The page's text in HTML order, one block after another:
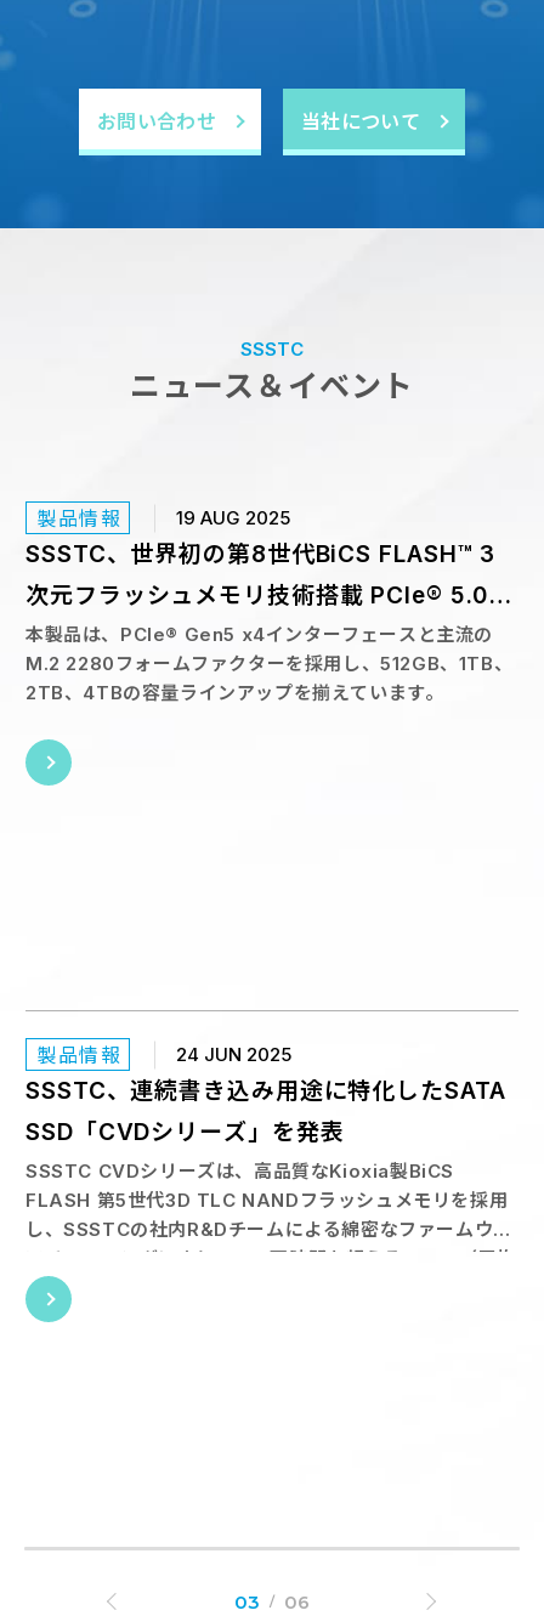
お問い合わせ 当社について
SSSTC
ニュース＆イベント
SSSTCがエンタープライズSSDの新シリーズ
ER4シリーズは、2.5インチSATA 6 Gb/秒 インターフェ
ースを採用し、ホットスワップに対応。従来の機械式ハー
ドディスク（HDD）と直接置き換えることができるた
製品情報 19 AUG 2025
SSSTC、世界初の第8世代BiCS FLASH™ 3
次元フラッシュメモリ技術搭載 PCIe® 5.0対
応産業用M.2 SSD「CA8シリーズ」を発表
本製品は、PCIe® Gen5 x4インターフェースと主流の
M.2 2280フォームファクターを採用し、512GB、1TB、
2TB、4TBの容量ラインアップを揃えています。
製品情報 24 JUN 2025
SSSTC、連続書き込み用途に特化したSATA
SSD「CVDシリーズ」を発表
SSSTC CVDシリーズは、高品質なKioxia製BiCS
FLASH 第5世代3D TLC NANDフラッシュメモリを採用
し、SSSTCの社内R&Dチームによる綿密なファームウェ
アチューニングにより、300万時間を超えるMTBF（平均
故障間隔）を実現しています。
製品情報 22 OCT 2024
03 06